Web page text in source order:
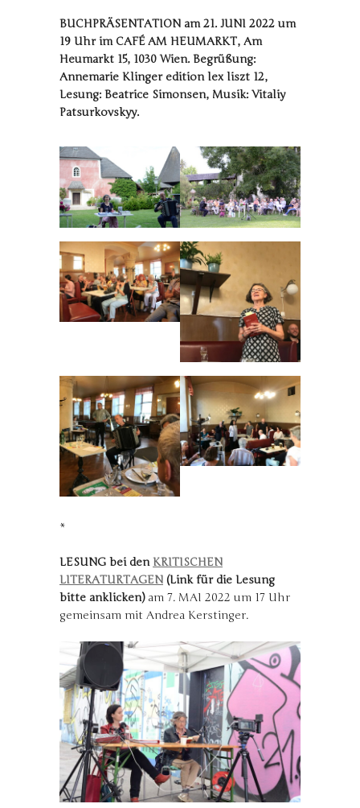
BUCHPRÄSENTATION am 21. JUNI 2022 um
19 Uhr im CAFÉ AM HEUMARKT, Am
Heumarkt 15, 1030 Wien. Begrüßung:
Annemarie Klinger edition lex liszt 12,
Lesung: Beatrice Simonsen, Musik: Vitaliy
Patsurkovskyy.
*
LESUNG bei den KRITISCHEN
LITERATURTAGEN (Link für die Lesung
bitte anklicken) am 7. MAI 2022 um 17 Uhr
gemeinsam mit Andrea Kerstinger.